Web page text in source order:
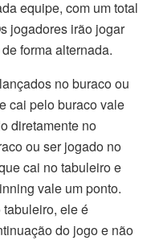
equipe, com um total
jogadores irão jogar
forma alternada.
no buraco ou
cai pelo buraco vale
diretamente no
ou ser jogado no
cai no tabuleiro e
vale um ponto.
ele é
do jogo e não